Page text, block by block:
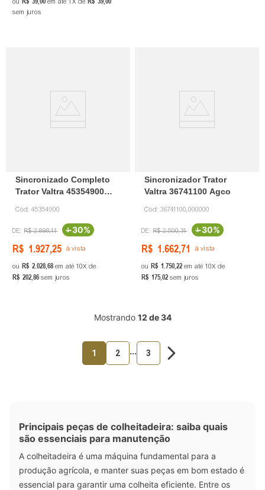
sem juros
Sincronizado Completo
Trator Valtra 45354900
Cód:45354900
R$ 2.898,11 -30%
R$ 1.927,25 à vista
ou R$ 202868 em até 10 de
R$ 20286 sem juros
Sincronizador Trator
Valtra 36741100 Agco
Cód: 36741100,000000
R$ 2.500,31 -30%
R$ 1.662,71 à vista
ou R$ 1 75022 em até 10 de
R$ 17502 sem juros
Mostrando 12 de 34
1 2 ... 3
Principais peças de colheitadeira: saiba quais
são essenciais para manutenção
A colheitadeira é uma máquina fundamental para a
produção agrícola, e manter suas peças em bom estado é
essencial para garantir uma colheita eficiente. Entre os